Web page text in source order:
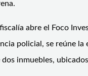
abre el Foco
policial, se reúne
inmuebles,